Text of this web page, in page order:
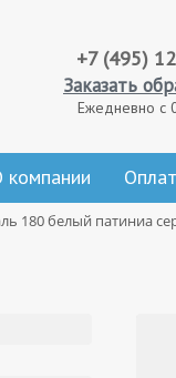
+7 (495)
Заказать
Ежедневно с
компании
180 белый патиниа